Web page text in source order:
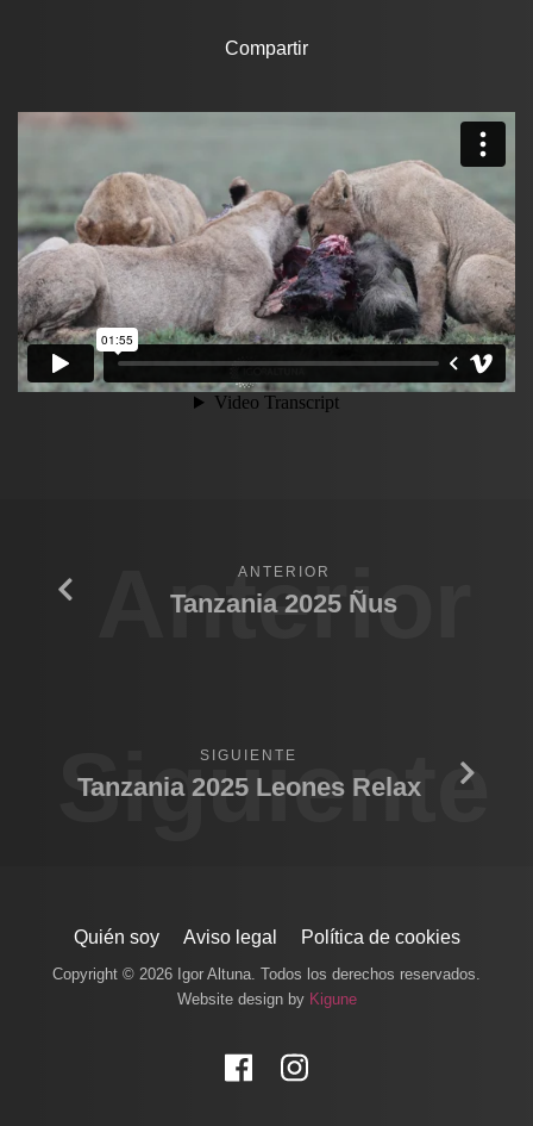
Compartir
Anterior
ANTERIOR
Tanzania 2025 Ñus
Siguiente
SIGUIENTE
Tanzania 2025 Leones Relax
Quién soy Aviso legal Política de cookies
Copyright © 2026 Igor Altuna. Todos los derechos reservados.
Website design by Kigune
Facebook
Instagram